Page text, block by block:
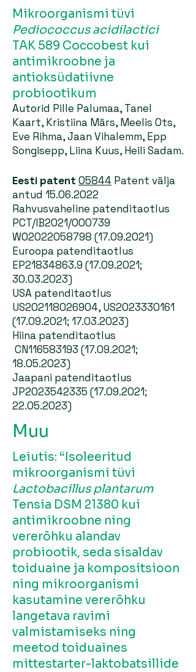
Mikroorganismi tüvi
Pediococcus acidilactici
TAK 589 Coccobest kui
antimikroobne ja
antioksüdatiivne
probiootikum
Autorid Pille Palumaa, Tanel
Kaart, Kristiina Märs, Meelis Ots,
Eve Rihma, Jaan Vihalemm, Epp
Songisepp, Liina Kuus, Heili Sadam.
Eesti patent 05844 Patent välja
antud 15.06.2022
Rahvusvaheline patenditaotlus
PCT/IB2021/000739
WO2022058798 (17.09.2021)
Euroopa patenditaotlus
EP21834863.9 (17.09.2021;
30.03.2023)
USA patenditaotlus
US202118026904, US2023330161
(17.09.2021; 17.03.2023)
Hiina patenditaotlus
CN116583193 (17.09.2021;
18.05.2023)
Jaapani patenditaotlus
JP2023542335 (17.09.2021;
22.05.2023)
Muu
Leiutis: “Isoleeritud
mikroorganismi tüvi
Lactobacillus plantarum
Tensia DSM 21380 kui
antimikroobne ning
vererõhku alandav
probiootik, seda sisaldav
toiduaine ja kompositsioon
ning mikroorganismi
kasutamine vererõhku
langetava ravimi
valmistamiseks ning
meetod toiduaines
mittestarter-laktobatsillide